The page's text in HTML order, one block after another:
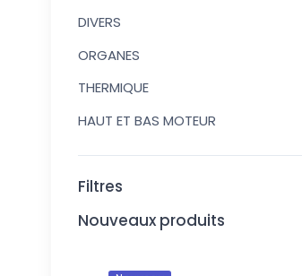
DIVERS
ORGANES
THERMIQUE
HAUT ET BAS MOTEUR
Filtres
Nouveaux produits